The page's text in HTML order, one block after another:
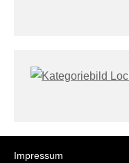
Impressum